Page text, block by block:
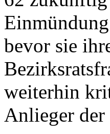
bevor sie
weiterhin
Anlieger der